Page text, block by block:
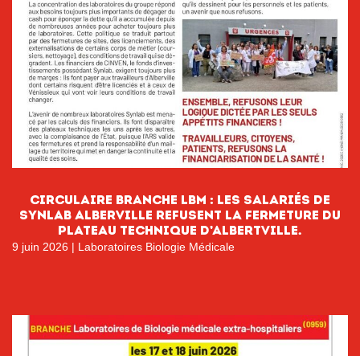
CIRCULAIRE BRANCHE LBM : LES SALARIÉS DE
SYNLAB ALBERVILLE REFUSENT LA FERMETURE DU
PLATEAU TECHNIQUE D’ALBERTVILLE.
9 juin 2026 | Laboratoires Biologie Médicale